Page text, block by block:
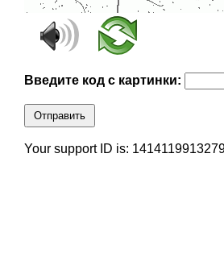
Введите код с картинки:
Отправить
Your support ID is: